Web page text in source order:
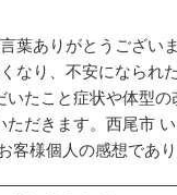
葉ありがとうござい
なり、不安になられ
いたこと症状や体型
だきます。西尾市
客様個人の感想であ